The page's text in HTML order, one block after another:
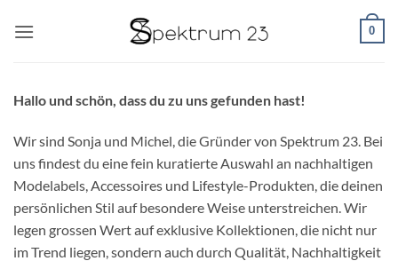
Inhalt
0
Hallo und schön, dass du zu uns gefunden hast!
Wir sind Sonja und Michel, die Gründer von Spektrum 23. Bei
uns findest du eine fein kuratierte Auswahl an nachhaltigen
Modelabels, Accessoires und Lifestyle-Produkten, die deinen
persönlichen Stil auf besondere Weise unterstreichen. Wir
legen grossen Wert auf exklusive Kollektionen, die nicht nur
im Trend liegen, sondern auch durch Qualität, Nachhaltigkeit